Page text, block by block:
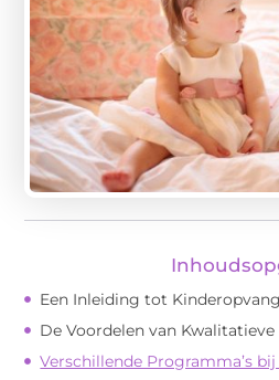
Een Inleiding tot
De Voordelen van
Verschillende Programma’s